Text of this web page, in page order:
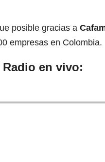
posible gracias a
empresas en Colombia.
en vivo: